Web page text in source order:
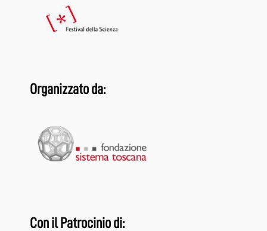
Organizzato da:
Con il Patrocinio di: